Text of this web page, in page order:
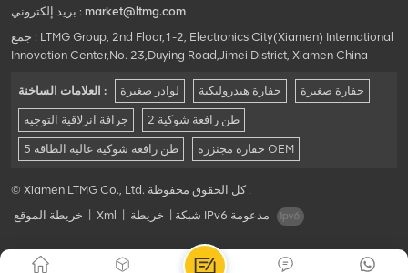
بريد إلكتروني : market@ltmg.com
جمع : LTMG Group, 2nd Floor,1-2, Electronics City(Xiamen) International
Innovation Center,No. 23,Duying Road,Jimei District, Xiamen China
العلامات الساخنة : لوادر صغيرة حفارة هيدروليكية حفارة صغيرة
جرافة انزلاقية التوجيه 2 طن رافعة شوكية
5 طن رافعة شوكية عالية الطاقة حفارة مجنزرة OEM
© Xiamen LTMG Co., Ltd. كل الحقوق محفوظة .
خريطة الموقع
Xml خريطة